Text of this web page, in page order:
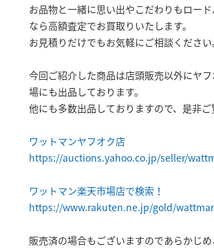
お品物と一緒に思い出やこだわりもロー
なら高額査定でお買取りいたします。
お見積りだけでもお気軽にご相談ください
今回ご紹介した商品は店頭販売以外にヤ
場にも出品しております。
他にも多数出品しておりますので、是非ご
ワットマンヤフオク店
https://auctions.yahoo.co.jp/seller/
ワットマン楽天市場店で検索！
https://www.rakuten.ne.jp/gold/
販売済の場合もございますのであらかじ